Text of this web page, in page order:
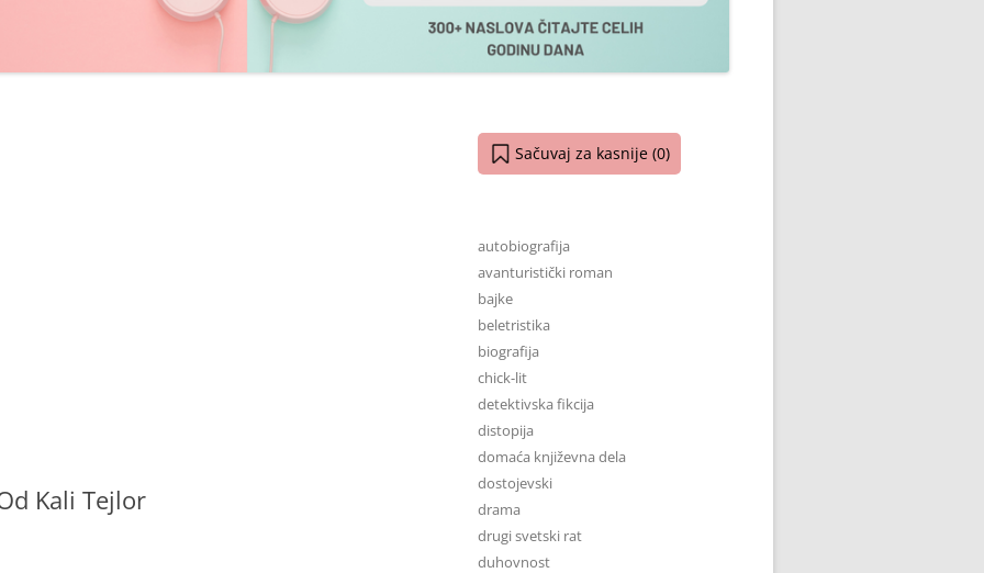
Kali Tejlor
Sačuvaj za kasnije (0)
autobiografija
avanturistički roman
bajke
beletristika
biografija
chick-lit
detektivska fikcija
distopija
domaća književna dela
dostojevski
drama
drugi svetski rat
duhovnost